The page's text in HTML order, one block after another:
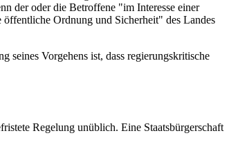
der oder die Betroffene "im Interesse einer
Ordnung und Sicherheit" des Landes
Vorgehens ist, dass regierungskritische
Regelung unüblich. Eine Staatsbürgerschaft